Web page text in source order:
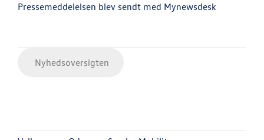
Pressemeddelelsen blev sendt med Mynewsdesk
Nyhedsoversigten